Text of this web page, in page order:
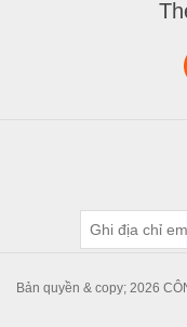
Bài viết chia sẻ kiến
Bản quyền & copy; 2026